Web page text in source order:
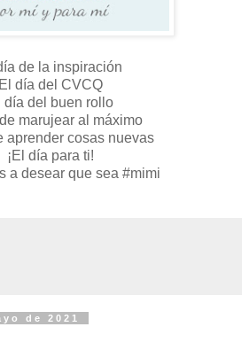
de la inspiración
El día del CVCQ
día del buen rollo
marujear al máximo
aprender cosas nuevas
¡El día para ti!
a desear que sea #mimi
de 2021